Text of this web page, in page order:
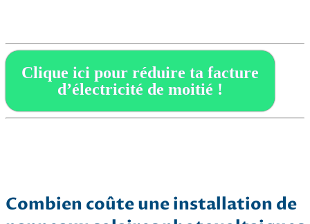
Clique ici pour réduire ta facture
d’électricité de moitié !
Combien coûte une installation de